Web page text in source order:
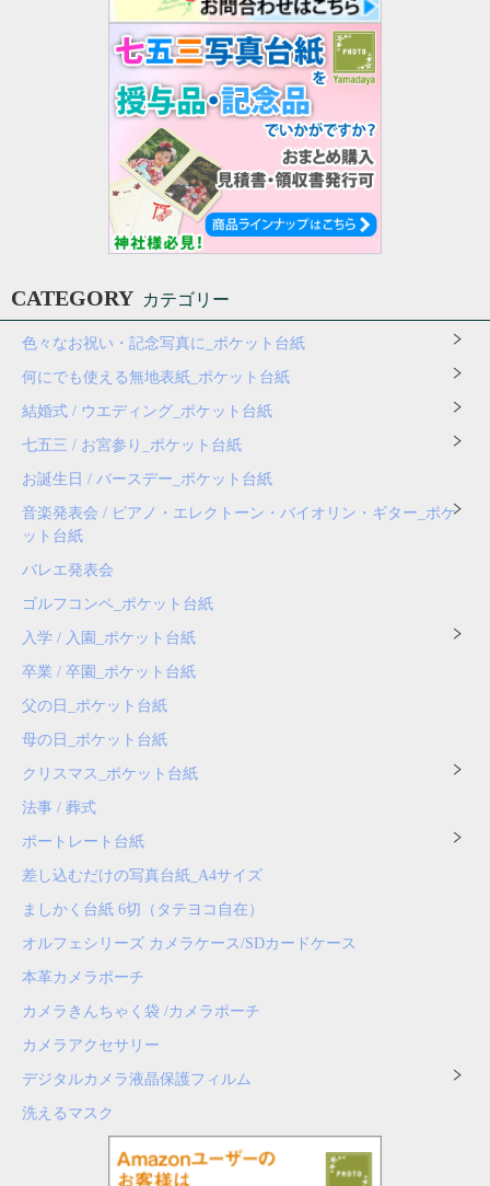
CATEGORY カテゴリー
色々なお祝い・記念写真に_ポケット台紙
何にでも使える無地表紙_ポケット台紙
結婚式 / ウエディング_ポケット台紙
七五三 / お宮参り_ポケット台紙
お誕生日 / バースデー_ポケット台紙
音楽発表会 / ピアノ・エレクトーン・バイオリン・ギター_ポケ
ット台紙
バレエ発表会
ゴルフコンペ_ポケット台紙
入学 / 入園_ポケット台紙
卒業 / 卒園_ポケット台紙
父の日_ポケット台紙
母の日_ポケット台紙
クリスマス_ポケット台紙
法事 / 葬式
ポートレート台紙
差し込むだけの写真台紙_A4サイズ
ましかく台紙 6切（タテヨコ自在）
オルフェシリーズ カメラケース/SDカードケース
本革カメラポーチ
カメラきんちゃく袋 /カメラポーチ
カメラアクセサリー
デジタルカメラ液晶保護フィルム
洗えるマスク